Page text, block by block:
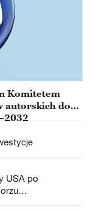
Komitetem
autorskich do
USA po